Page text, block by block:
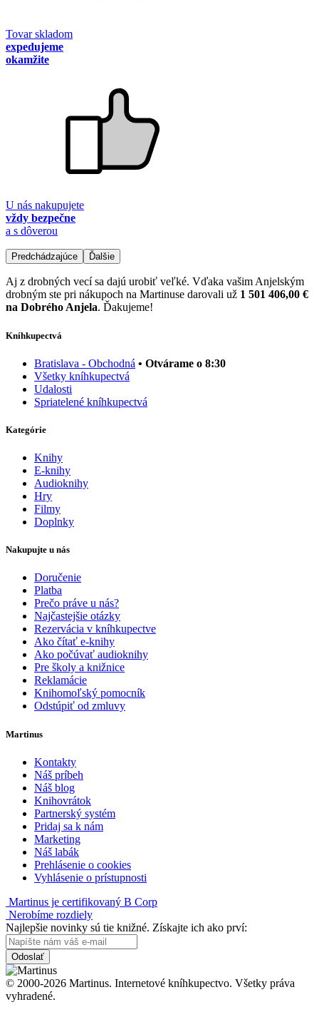
Tovar skladom
expedujeme
okamžite
U nás nakupujete
vždy bezpečne
a s dôverou
Predchádzajúce Ďalšie
Aj z drobných vecí sa dajú urobiť veľké. Vďaka vašim Anjelským
drobným ste pri nákupoch na Martinuse darovali už 1 501 406,00 €
na Dobrého Anjela. Ďakujeme!
Kníhkupectvá
Bratislava - Obchodná • Otvárame o 8:30
Všetky kníhkupectvá
Udalosti
Spriatelené kníhkupectvá
Kategórie
Knihy
E-knihy
Audioknihy
Hry
Filmy
Doplnky
Nakupujte u nás
Doručenie
Platba
Prečo práve u nás?
Najčastejšie otázky
Rezervácia v kníhkupectve
Ako čítať e-knihy
Ako počúvať audioknihy
Pre školy a knižnice
Reklamácie
Knihomoľský pomocník
Odstúpiť od zmluvy
Martinus
Kontakty
Náš príbeh
Náš blog
Knihovrátok
Partnerský systém
Pridaj sa k nám
Marketing
Náš labák
Prehlásenie o cookies
Vyhlásenie o prístupnosti
Martinus je certifikovaný B Corp
Nerobíme rozdiely
Najlepšie novinky sú tie knižné. Získajte ich ako prví:
Odoslať
© 2000-2026 Martinus. Internetové kníhkupectvo. Všetky práva
vyhradené.